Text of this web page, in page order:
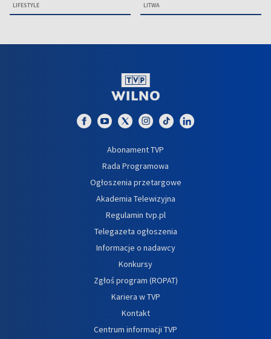
LIFESTYLE LITWA
Abonament TVP
Rada Programowa
Ogłoszenia przetargowe
Akademia Telewizyjna
Regulamin tvp.pl
Telegazeta ogłoszenia
Informacje o nadawcy
Konkursy
Zgłoś program (ROPAT)
Kariera w TVP
Kontakt
Centrum informacji TVP